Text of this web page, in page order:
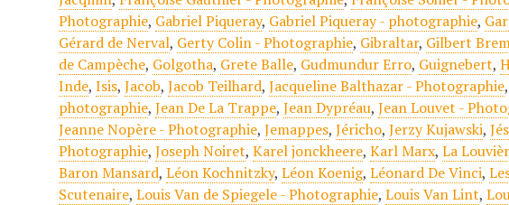
Photographie, Gabriel Piqueray, Gabriel Piqueray - photographie,
Gérard de Nerval, Gerty Colin - Photographie, Gibraltar, Gilbert
de Campèche, Golgotha, Grete Balle, Gudmundur Erro, Guignebert,
Inde,Isis,Jacob,Jacob Teilhard,Jacqueline Balthazar - Photographie
photographie,Jean De La Trappe,Jean Dypréau,Jean Louvet -
Jeanne Nopère - Photographie,Jemappes,Jéricho,Jerzy Kujawski,
Photographie,Joseph Noiret,Karel jonckheere,Karl Marx,La
Baron Mansard,Léon Kochnitzky,Léon Koenig,Léonard De Vinci,
Scutenaire,Louis Van de Spiegele - Photographie,Louis Van Lint,